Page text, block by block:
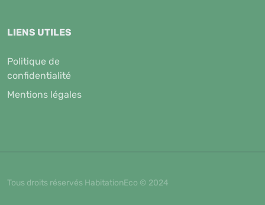
LIENS UTILES
Politique de
confidentialité
Mentions légales
Tous droits réservés HabitationEco © 2024